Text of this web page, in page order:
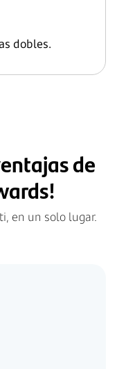
dobles.
de
en un solo lugar.